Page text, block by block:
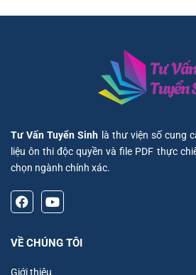
Tư Vấn Tuyển Sinh là thư viện số cung
liệu ôn thi độc quyền và file PDF thực
chọn ngành chính xác.
VỀ CHÚNG TÔI
Giới thiệu